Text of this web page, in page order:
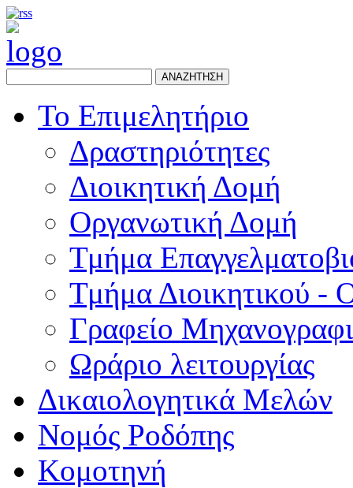
ΑΝΑΖΗΤΗΣΗ
Το Επιμελητήριο
Δραστηριότητες
Διοικητική Δομή
Οργανωτική Δομή
Τμήμα
Τμήμα Διοικητικού -
Γραφείο
Ωράριο λειτουργίας
Δικαιολογητικά Μελών
Νομός Ροδόπης
Κομοτηνή